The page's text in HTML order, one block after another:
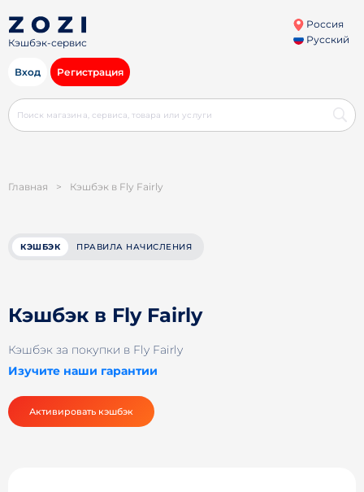
Кэшбэк-сервис
Россия
Русский
Вход Регистрация
Главная > Кэшбэк в Fly Fairly
КЭШБЭК ПРАВИЛА НАЧИСЛЕНИЯ
Кэшбэк в Fly Fairly
Кэшбэк за покупки в Fly Fairly
Изучите наши гарантии
Активировать кэшбэк